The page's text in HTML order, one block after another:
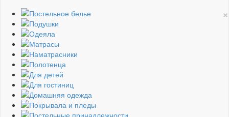
×
Постельное белье
Подушки
Одеяла
Матрасы
Наматрасники
Полотенца
Для детей
Для гостиниц
Домашняя одежда
Покрывала и пледы